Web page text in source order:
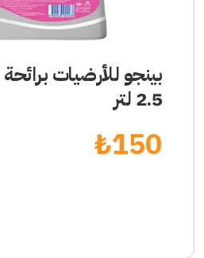
بينجو للأرضيات
2.5 لتر
150
₺